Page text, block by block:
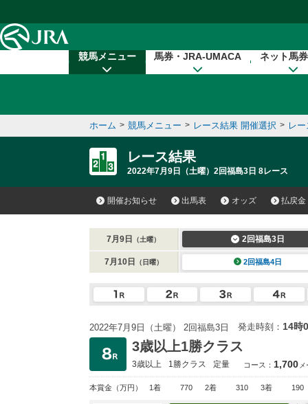
競馬メニュー 馬券・JRA-UMACA ネット馬
ホーム > 競馬メニュー > レース結果 開催選択 > レ
レース結果
2022年7月9日（土曜）2回福島3日 8レース
開催お知らせ 出馬表 オッズ 払戻金
7月9日 （土曜） 2回福島3日
7月10日 （日曜） 2回福島4日
2022年7月9日（土曜） 2回福島3日 発走時刻： 14時
3歳以上1勝クラス
3歳以上 1勝クラス 定量 コース： 1,700
本賞金 （万円） 1着 770 2着 310 3着 190